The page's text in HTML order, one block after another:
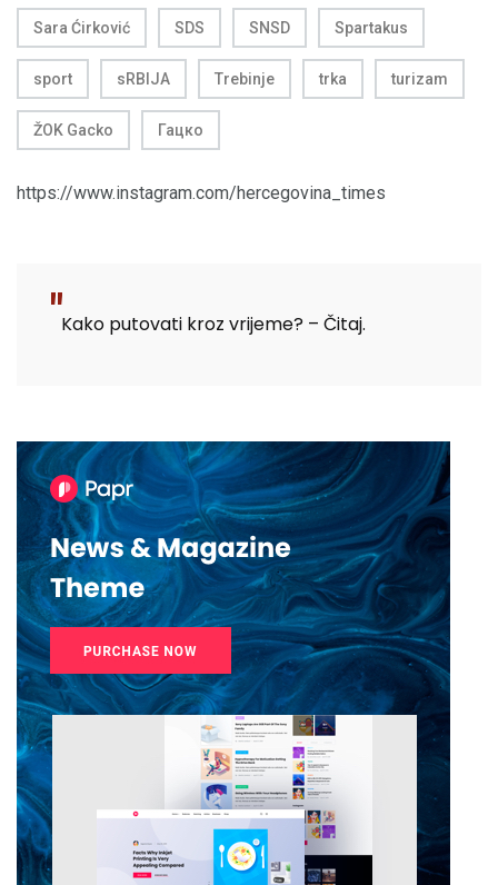
Sara Ćirković SDS SNSD Spartakus
sport sRBIJA Trebinje trka turizam
ŽOK Gacko Гацко
https://www.instagram.com/hercegovina_times
Kako putovati kroz vrijeme? – Čitaj.